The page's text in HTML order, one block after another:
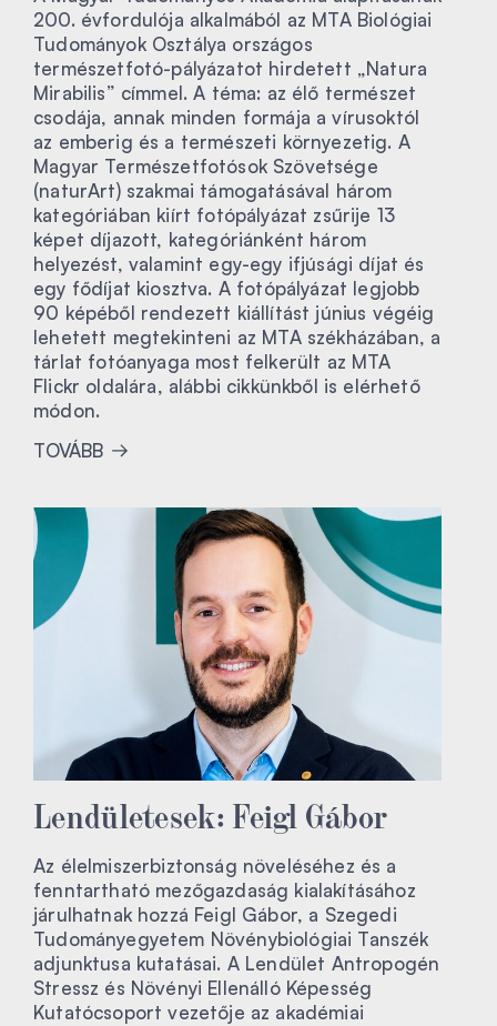
200. évfordulója alkalmából az MTA Biológiai
Tudományok Osztálya országos
természetfotó-pályázatot hirdetett „Natura
Mirabilis” címmel. A téma: az élő természet
csodája, annak minden formája a vírusoktól
az emberig és a természeti környezetig. A
Magyar Természetfotósok Szövetsége
(naturArt) szakmai támogatásával három
kategóriában kiírt fotópályázat zsűrije 13
képet díjazott, kategóriánként három
helyezést, valamint egy-egy ifjúsági díjat és
egy fődíjat kiosztva. A fotópályázat legjobb
90 képéből rendezett kiállítást június végéig
lehetett megtekinteni az MTA székházában, a
tárlat fotóanyaga most felkerült az MTA
Flickr oldalára, alábbi cikkünkből is elérhető
módon.
TOVÁBB
Lendületesek: Feigl Gábor
Az élelmiszerbiztonság növeléséhez és a
fenntartható mezőgazdaság kialakításához
járulhatnak hozzá Feigl Gábor, a Szegedi
Tudományegyetem Növénybiológiai Tanszék
adjunktusa kutatásai. A Lendület Antropogén
Stressz és Növényi Ellenálló Képesség
Kutatócsoport vezetője az akadémiai